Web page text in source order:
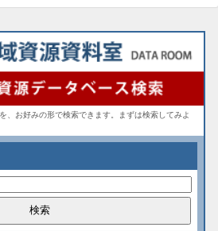
、お好みの形で検索できます。まずは検索してみよ